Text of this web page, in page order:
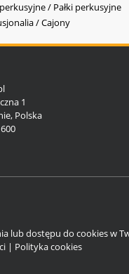
/ Pałki perkusyjne
/ Cajony
1
Polska
lub dostępu do cookies w
| Polityka cookies